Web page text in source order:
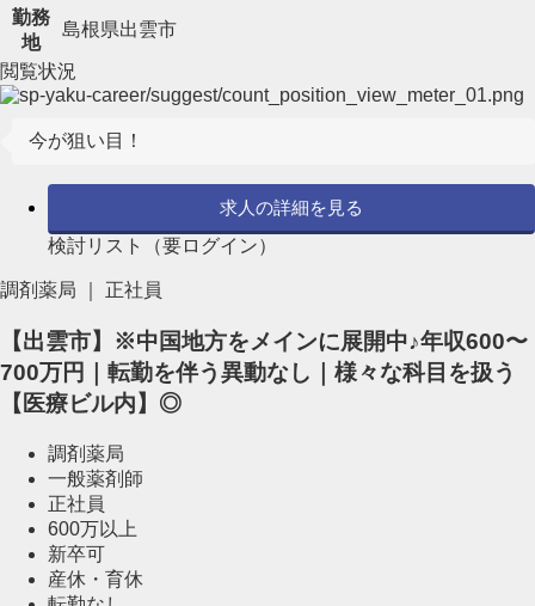
勤務
地
島根県出雲市
閲覧状況
今が狙い目！
求人の詳細を見る
検討リスト（要ログイン）
調剤薬局 ｜ 正社員
【出雲市】※中国地方をメインに展開中♪年収600〜
700万円｜転勤を伴う異動なし｜様々な科目を扱う
【医療ビル内】◎
調剤薬局
一般薬剤師
正社員
600万以上
新卒可
産休・育休